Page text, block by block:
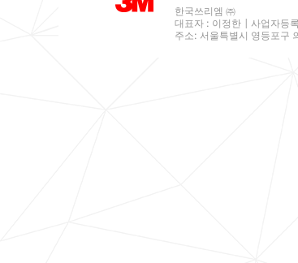
한국쓰리엠 ㈜
대표자 : 이정한 | 사업자등
주소: 서울특별시 영등포구